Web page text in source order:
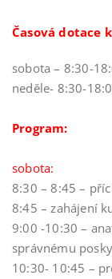
Časová dotace
sobota – 8:30-
neděle- 8:30-
Program:
sobota:
8:30 – 8:45 –
8:45 – zahájení
9:00 -10:30 –
správnému
10:30- 10:45 –